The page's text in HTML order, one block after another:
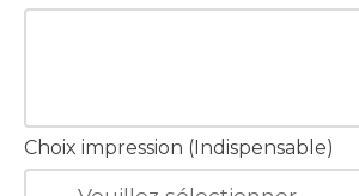
Choix impression (Indispensable)